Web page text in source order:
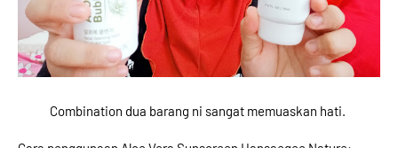
Combination dua barang ni sangat memuaskan hati.